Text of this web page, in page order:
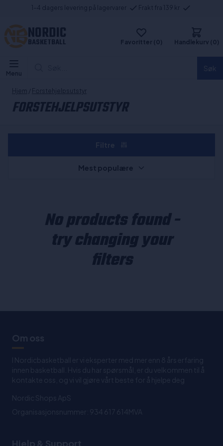
1-4 dagers levering på lagervarer Frakt fra 139 kr
NORDIC
BASKETBALL Favoritter (0) Handlekurv (0)
Menu
Hjem / Forstehjelpsutstyr
FORSTEHJELPSUTSTYR
No products found -
try changing your
filters
Mest populære
Om oss
I Nordicbasketball er vi eksperter med mer enn 8 års erfaring
innen basketball. Hvis du har spørsmål, er du velkommen til å
kontakte oss, og vi vil gjøre vårt beste for å hjelpe deg
Nordic Shops ApS
Organisasjonsnummer: 934 617 614MVA
Hjelp & Support